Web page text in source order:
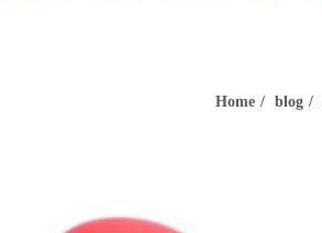
Home blog